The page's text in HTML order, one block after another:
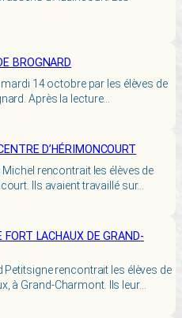
BROGNARD
mardi 14 octobre par les élèves de
Après la lecture…
D’HÉRIMONCOURT
rencontrait les élèves de
Ils avaient travaillé sur…
FORT LACHAUX DE GRAND-
Petitsigne rencontrait les élèves de
à Grand-Charmont. Ils leur…